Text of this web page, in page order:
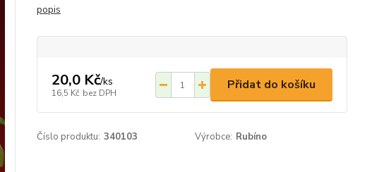
popis
20,0 Kč/ks
16,5 Kč bez DPH
Přidat do košíku
Číslo produktu: 340103 Výrobce: Rubíno